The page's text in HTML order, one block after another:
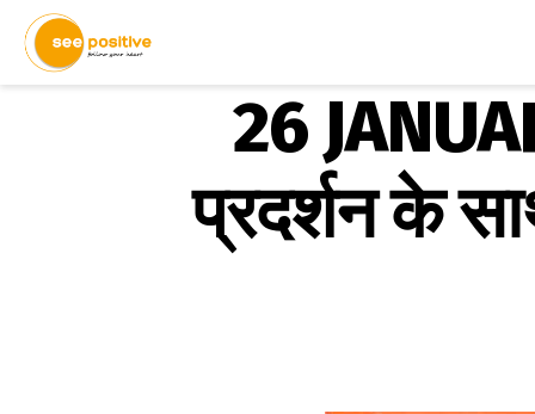
26
प्रदर्शन के